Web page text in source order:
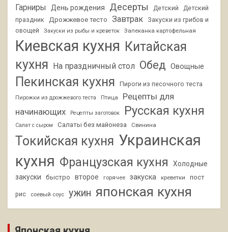
Гарниры День рождения Десерты Детский
Детский
праздник
Дрожжевое тесто Завтрак
Закуски из грибов и
овощей
Закуски из рыбы и креветок Запеканка картофельная
Киевская кухня Китайская
кухня На праздничный стол Обед Овощные
Пекинская кухня Пироги из песочного теста
Пирожки из дрожжевого теста Птица
Рецепты для
начинающих
Рецепты заготовок Русская кухня
Салат с сыром Салаты без майонеза Свинина
Токийская кухня Украинская
кухня Французская кухня
Холодные
закуски
быстро второе горячее закуска креветки пост
рис соевый соус ужин японская кухня